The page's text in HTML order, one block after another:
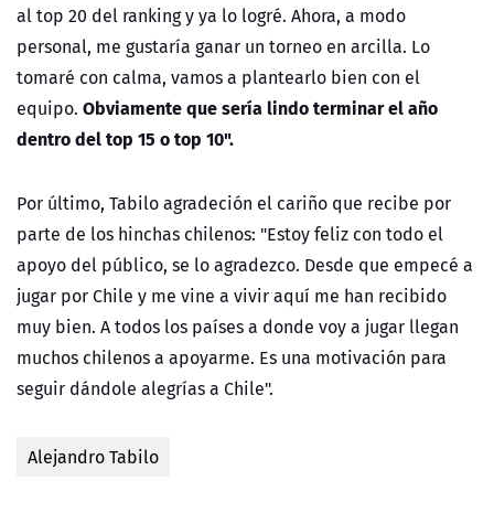
al top 20 del ranking y ya lo logré. Ahora, a modo
personal, me gustaría ganar un torneo en arcilla. Lo
tomaré con calma, vamos a plantearlo bien con el
equipo. Obviamente que sería lindo terminar el año
dentro del top 15 o top 10".
Por último, Tabilo agradeción el cariño que recibe por
parte de los hinchas chilenos: "Estoy feliz con todo el
apoyo del público, se lo agradezco. Desde que empecé a
jugar por Chile y me vine a vivir aquí me han recibido
muy bien. A todos los países a donde voy a jugar llegan
muchos chilenos a apoyarme. Es una motivación para
seguir dándole alegrías a Chile".
Alejandro Tabilo